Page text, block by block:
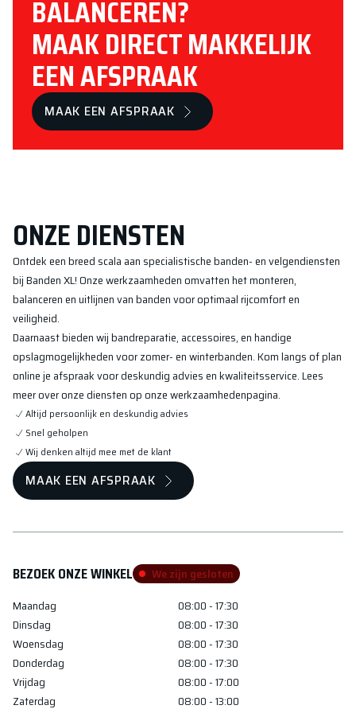
BALANCEREN?
MAAK DIRECT MAKKELIJK
EEN AFSPRAAK
MAAK EEN AFSPRAAK
ONZE DIENSTEN
Ontdek een breed scala aan specialistische banden- en velgendiensten
bij Banden XL! Onze werkzaamheden omvatten het monteren,
balanceren en uitlijnen van banden voor optimaal rijcomfort en
veiligheid.
Daarnaast bieden wij bandreparatie, accessoires, en handige
opslagmogelijkheden voor zomer- en winterbanden. Kom langs of plan
online je afspraak voor deskundig advies en kwaliteitsservice. Lees
meer over onze diensten op onze werkzaamhedenpagina.
Altijd persoonlijk en deskundig advies
Snel geholpen
Wij denken altijd mee met de klant
MAAK EEN AFSPRAAK
BEZOEK ONZE WINKEL
We zijn gesloten
Maandag
08:00 - 17:30
Dinsdag
08:00 - 17:30
Woensdag
08:00 - 17:30
Donderdag
08:00 - 17:30
Vrijdag
08:00 - 17:00
Zaterdag
08:00 - 13:00